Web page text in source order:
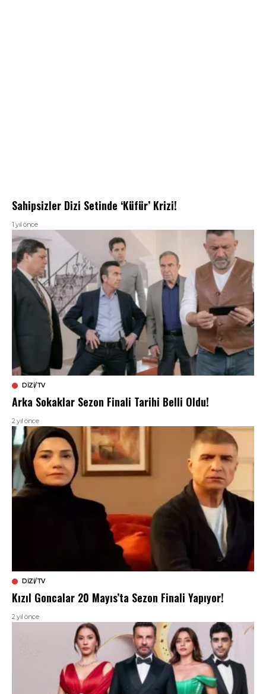
Sahipsizler Dizi Setinde ‘Küfür’ Krizi!
1 yıl önce
DIZI/TV
Arka Sokaklar Sezon Finali Tarihi Belli Oldu!
2 yıl önce
DIZI/TV
Kızıl Goncalar 20 Mayıs’ta Sezon Finali Yapıyor!
2 yıl önce